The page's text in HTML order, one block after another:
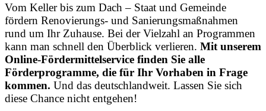
Vom Keller bis zum Dach – Staat und Gemeinde
fördern Renovierungs- und Sanierungsmaßnahmen
rund um Ihr Zuhause. Bei der Vielzahl an Programmen
kann man schnell den Überblick verlieren. Mit unserem
Online-Fördermittelservice finden Sie alle
Förderprogramme, die für Ihr Vorhaben in Frage
kommen. Und das deutschlandweit. Lassen Sie sich
diese Chance nicht entgehen!